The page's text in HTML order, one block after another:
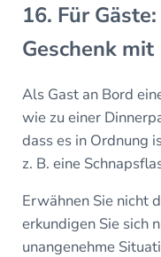
16. Für
Geschenk mit
Als Gast an Bord
wie zu einer
dass es in Ordnung
z. B. eine
Erwähnen Sie nicht
erkundigen Sie sich
unangenehme